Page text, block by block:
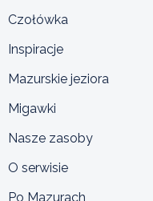
Czołówka
Inspiracje
Mazurskie jeziora
Migawki
Nasze zasoby
O serwisie
Po Mazurach